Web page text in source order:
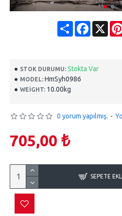
ShareFacebook
X
STOK DURUMU: Stokta Var
MODEL: HmSyh0986
WEIGHT: 10.00kg
0 yorum yapılmış. -
705,00 ₺
SEPETE